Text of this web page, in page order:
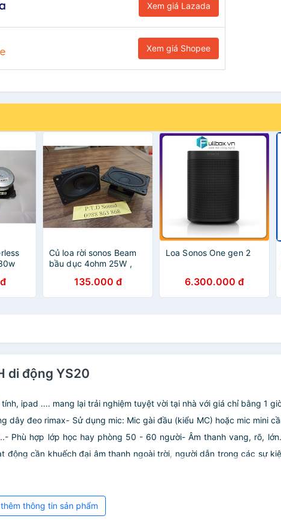
Xem giá Lazada
Xem giá Shopee
Củ loa rời sonos Beam
bầu dục 4ohm 25W ,
4ohm 30w. Độ chế loa,
siêu bass, siêu trầm từ
135.000 đ
Loa Sonos One gen 2
6.300.000 đ
di động YS20
ipad .... mang lại trải nghiệm tuyệt vời tại nhà với giá chỉ bằng 1
dây đeo rimax- Sử dụng mic: Mic gài đầu (kiểu MC) hoặc mic mini
Phù hợp lớp học hay phòng 50 - 60 người- Âm thanh vang, rõ,
cần khuếch đại âm thanh ngoài trời, người dẫn trong các sự
thông tin sản phẩm